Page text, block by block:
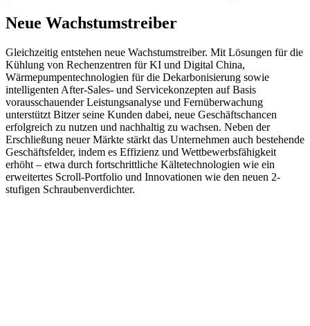
Neue Wachstumstreiber
Gleichzeitig entstehen neue Wachstumstreiber. Mit Lösungen für die
Kühlung von Rechenzentren für KI und Digital China,
Wärmepumpentechnologien für die Dekarbonisierung sowie
intelligenten After‑Sales‑ und Servicekonzepten auf Basis
vorausschauender Leistungsanalyse und Fernüberwachung
unterstützt Bitzer seine Kunden dabei, neue Geschäftschancen
erfolgreich zu nutzen und nachhaltig zu wachsen. Neben der
Erschließung neuer Märkte stärkt das Unternehmen auch bestehende
Geschäftsfelder, indem es Effizienz und Wettbewerbsfähigkeit
erhöht – etwa durch fortschrittliche Kältetechnologien wie ein
erweitertes Scroll-Portfolio und Innovationen wie den neuen 2-
stufigen Schraubenverdichter.